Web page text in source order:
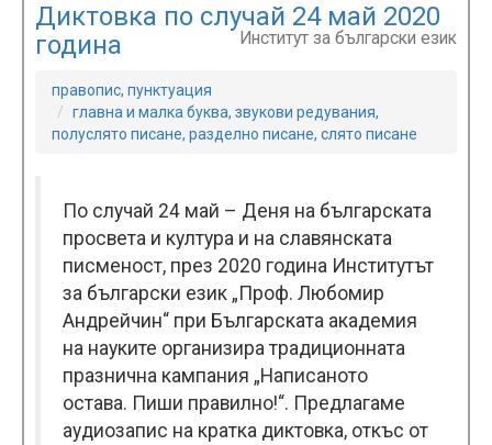
Диктовка по случай 24 май 2020
година
Институт за български език
правопис, пунктуация
главна и малка буква, звукови редувания,
полуслято писане, разделно писане, слято писане
По случай 24 май – Деня на българската
просвета и култура и на славянската
писменост, през 2020 година Институтът
за български език „Проф. Любомир
Андрейчин“ при Българската академия
на науките организира традиционната
празнична кампания „Написаното
остава. Пиши правилно!“. Предлагаме
аудиозапис на кратка диктовка, откъс от